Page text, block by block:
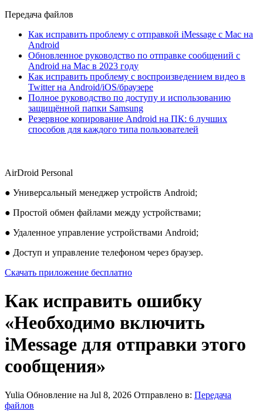
Передача файлов
Как исправить проблему с отправкой iMessage с Mac на
Android
Обновленное руководство по отправке сообщений с
Android на Mac в 2023 году
Как исправить проблему с воспроизведением видео в
Twitter на Android/iOS/браузере
Полное руководство по доступу и использованию
защищённой папки Samsung
Резервное копирование Android на ПК: 6 лучших
способов для каждого типа пользователей
AirDroid Personal
● Универсальный менеджер устройств Android;
● Простой обмен файлами между устройствами;
● Удаленное управление устройствами Android;
● Доступ и управление телефоном через браузер.
Скачать приложение бесплатно
Как исправить ошибку
«Необходимо включить
iMessage для отправки этого
сообщения»
Yulia Обновление на Jul 8, 2026 Отправлено в: Передача
файлов